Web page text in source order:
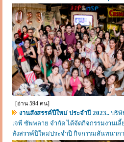
ค่ะ..
[อ่าน 594 คน]
งานสังสรรค์ปีใหม่ ประจำปี 2023.. บริษั
เจพี ซัพพลาย จำกัด ได้จัดกิจกรรมงานเลี้
สังสรรค์ปีใหม่ประจำปี กิจกรรมสันทนาก